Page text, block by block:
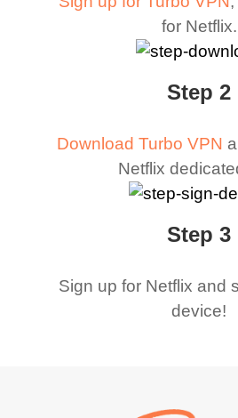
for Netflix.
Step 2
Download Turbo VPN
Netflix
Step 3
Sign up for Netflix and
device!